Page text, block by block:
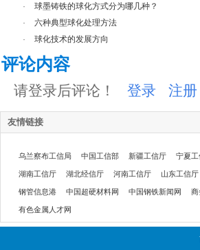
·
球墨铸铁的球化方式分为哪几种？
·
六种典型球化处理方法
·
球化技术的发展方向
评论内容
请登录后评论！ 登录 注册
友情链接
乌兰察布工信局 中国工信部 新疆工信厅 宁夏工
湖南工信厅 湖北经信厅 河南工信厅 山东工信厅
钢管信息港 中国超硬材料网 中国钢铁新闻网 商
有色金属人才网